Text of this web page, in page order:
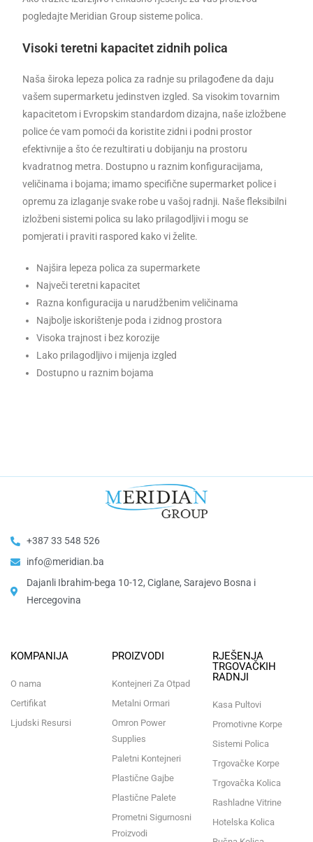
pogledajte Meridian Group sisteme polica.
Visoki teretni kapacitet zidnih polica
Naša široka lepeza polica za radnje su prilagođene da daju
vašem supermarketu jedinstven izgled. Sa visokim tovarnim
kapacitetom i Evropskim standardom dizajna, naše izložbene
police će vam pomoći da koristite zidni i podni prostor
efektivnije a što će rezultirati u dobijanju na prostoru
kvadratnog metra. Dostupno u raznim konfiguracijama,
veličinama i bojama; imamo specifične supermarket police i
opremu za izlaganje svake robe u vašoj radnji. Naše fleksibilni
izložbeni sistemi polica su lako prilagodljivi i mogu se
pomjerati i praviti raspored kako vi želite.
Najšira lepeza polica za supermarkete
Največi teretni kapacitet
Razna konfiguracija u narudžbenim veličinama
Najbolje iskorištenje poda i zidnog prostora
Visoka trajnost i bez korozije
Lako prilagodljivo i mijenja izgled
Dostupno u raznim bojama
+387 33 548 526
info@meridian.ba
Dajanli Ibrahim-bega 10-12, Ciglane, Sarajevo Bosna i
Hercegovina​
KOMPANIJA
O nama
Certifikat
Ljudski Resursi
PROIZVODI
Kontejneri Za Otpad
Metalni Ormari
Omron Power
Supplies
Paletni Kontejneri
Plastične Gajbe
Plastične Palete
Prometni Sigurnosni
Proizvodi
RJEŠENJA
TRGOVAČKIH
RADNJI
Kasa Pultovi
Promotivne Korpe
Sistemi Polica
Trgovačke Korpe
Trgovačka Kolica
Rashladne Vitrine
Hotelska Kolica